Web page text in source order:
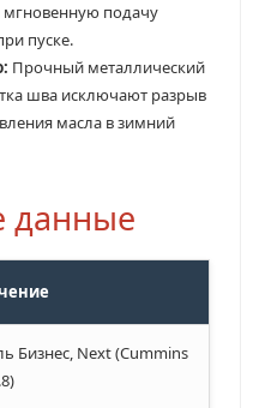
мгновенную подачу
пуске.
Прочный металлический
шва исключают разрыв
масла в зимний
данные
Бизнес, Next (Cummins